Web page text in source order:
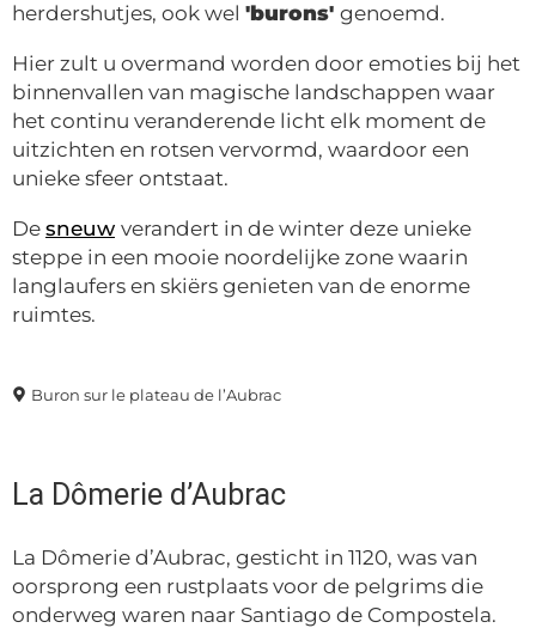
Buron sur le plateau de l’Aubrac
herdershutjes, ook wel 'burons' genoemd.
Hier zult u overmand worden door emoties bij het
binnenvallen van magische landschappen waar
het continu veranderende licht elk moment de
uitzichten en rotsen vervormd, waardoor een
unieke sfeer ontstaat.
De sneuw verandert in de winter deze unieke
steppe in een mooie noordelijke zone waarin
langlaufers en skiërs genieten van de enorme
ruimtes.
La Dômerie d’Aubrac
La Dômerie d’Aubrac, gesticht in 1120, was van
oorsprong een rustplaats voor de pelgrims die
onderweg waren naar Santiago de Compostela.